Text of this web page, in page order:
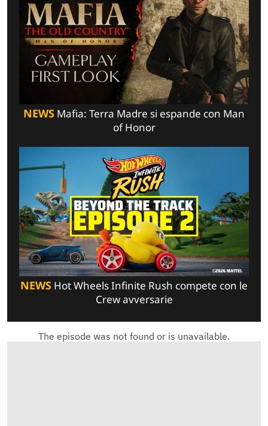
NEWS Mafia: Terra Madre si espande con Man
of Honor
NEWS Hot Wheels Infinite Rush compete con le
Crew avversarie